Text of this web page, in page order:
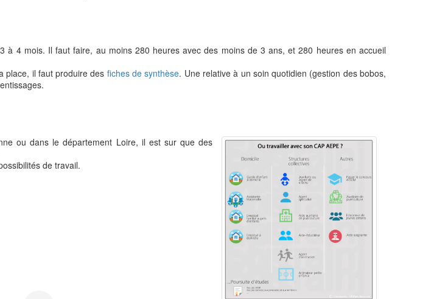
à 4 mois. Il faut faire, au moins 280 heures avec des moins de 3 ans, et 280 heures en accueil
place, il faut produire des fiches de synthèse. Une relative à un soin quotidien (gestion des bobos,
ou dans le département Loire, il est sur que des
de travail.